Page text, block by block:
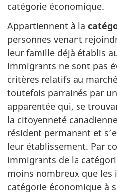
catégorie économique.
Appartiennent à la
personnes venant
leur famille déjà établis
immigrants ne sont pas
critères relatifs au
toutefois parrainés par
apparentée qui, se
la citoyenneté
résident permanent et
leur établissement. Par
immigrants de la
moins nombreux que les
catégorie économique à